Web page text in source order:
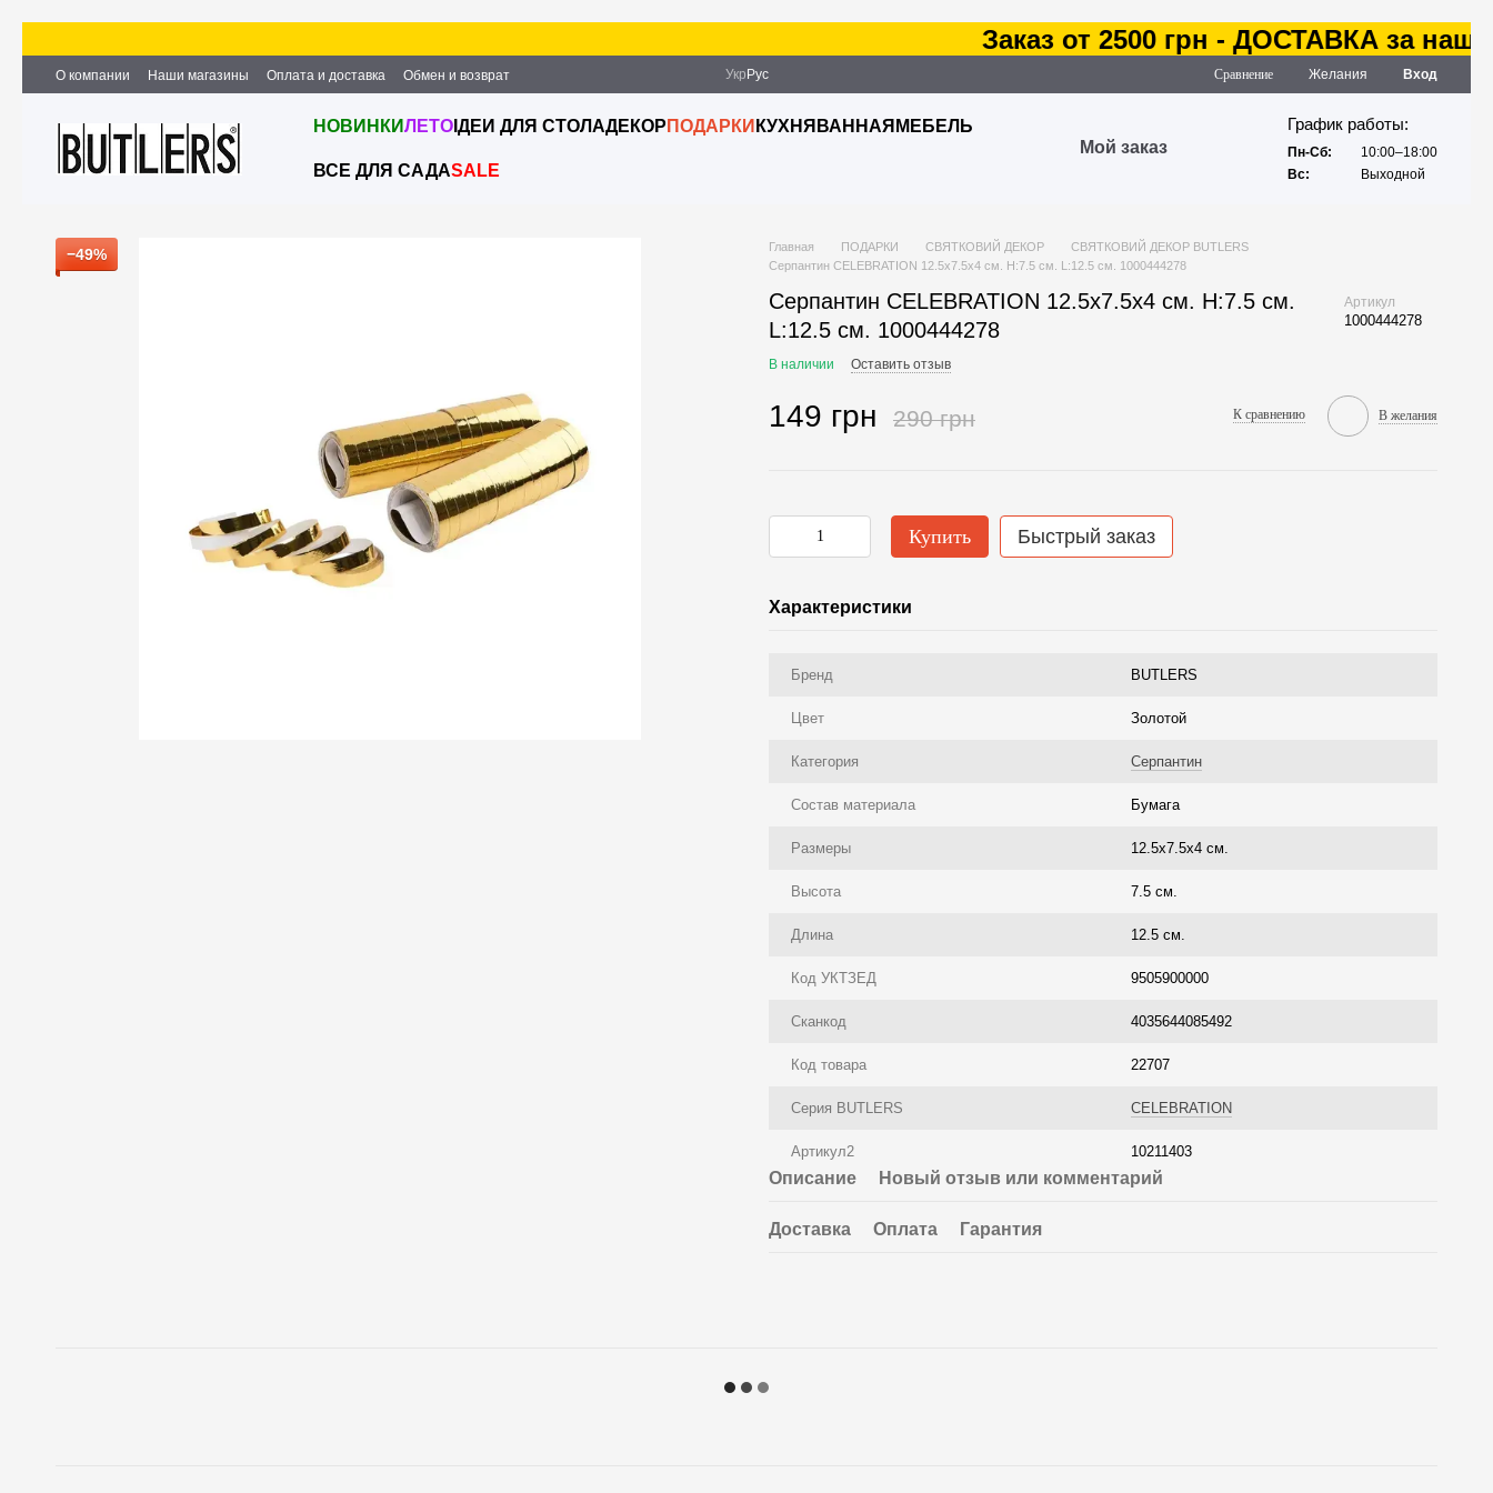
Заказ от 2500 грн - ДОСТАВКА за наш
О компании Наши магазины Оплата и доставка
Обмен и возврат
Партнёрство и сотрудничество
Вакансии Контактная информация
Укр Рус Сравнение Желания Вход
НОВИНКИЛЕТО ІДЕИ ДЛЯ СТОЛАДЕКОР ПОДАРКИ КУХНЯ ВАННАЯ МЕБЕЛЬ
ВСЕ ДЛЯ САДАSALE
Мой заказ
График работы:
Пн-Сб:
10:00–18:00
Вс:
Выходной
−49% Главная ПОДАРКИ СВЯТКОВИЙ ДЕКОР
СВЯТКОВИЙ ДЕКОР BUTLERS
Серпантин CELEBRATION 12.5х7.5х4 см. H:7.5 см. L:12.5 см. 1000444278
Серпантин CELEBRATION 12.5х7.5х4 см. H:7.5 см.
L:12.5 см. 1000444278
Артикул
1000444278
В наличии Оставить отзыв
149 грн 290 грн К сравнению В желания
Купить Быстрый заказ
Характеристики
Бренд BUTLERS
Цвет Золотой
Категория Серпантин
Состав материала Бумага
Размеры 12.5х7.5х4 см.
Высота 7.5 см.
Длина 12.5 см.
Код УКТЗЕД 9505900000
Сканкод 4035644085492
Код товара 22707
Серия BUTLERS CELEBRATION
Артикул2 10211403
Описание Новый отзыв или комментарий
Доставка Оплата Гарантия